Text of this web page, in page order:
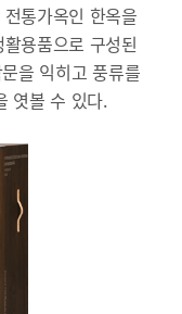
통가옥인 한옥을
용품으로 구성된
을 익히고 풍류를
엿볼 수 있다.